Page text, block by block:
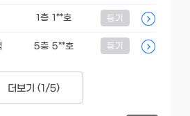
1층 1**호 등기
5층 5**호 등기
더보기 (1/5)